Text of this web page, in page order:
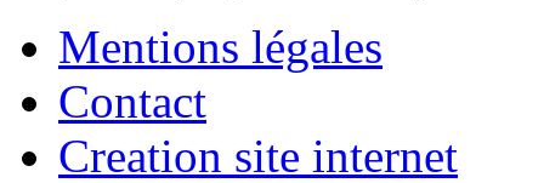
Mentions légales
Contact
Creation site internet